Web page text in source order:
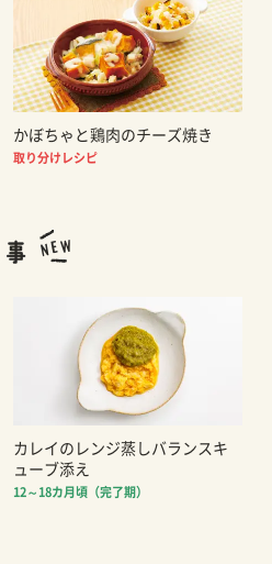
かぼちゃと鶏肉のチーズ焼き
取り分けレシピ
カレイのレンジ蒸しバランスキ
ューブ添え
12～18カ月頃（完了期）